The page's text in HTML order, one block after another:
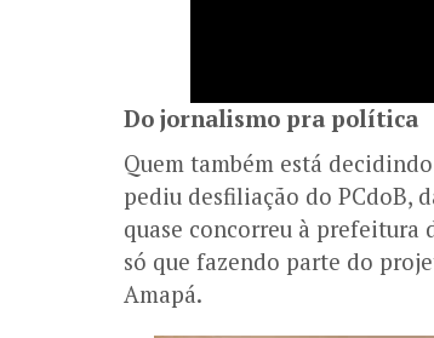
Do jornalismo pra política
Quem também está
pediu desfiliação do PCdoB,
quase concorreu à prefeitura
só que fazendo parte do
Amapá.